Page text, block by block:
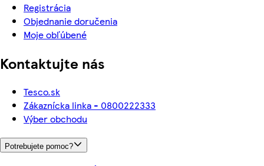
Registrácia
Objednanie doručenia
Moje obľúbené
Kontaktujte nás
Tesco.sk
Zákaznícka linka - 0800222333
Výber obchodu
Potrebujete pomoc?